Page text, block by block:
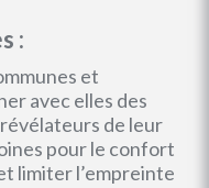
:
et
avec elles des
de leur
pour le confort
limiter l’empreinte